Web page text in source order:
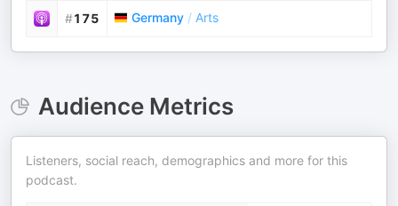
#175 Germany / Arts
Audience Metrics
Listeners, social reach, demographics and more for this
podcast.